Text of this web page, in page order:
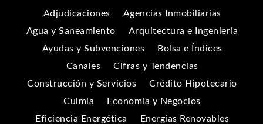
Adjudicaciones
Agencias Inmobiliarias
Agua y Saneamiento
Arquitectura e Ingeniería
Ayudas y Subvenciones
Bolsa e Índices
Canales
Cifras y Tendencias
Construcción y Servicios
Crédito Hipotecario
Culmia
Economía y Negocios
Eficiencia Energética
Energías Renovables